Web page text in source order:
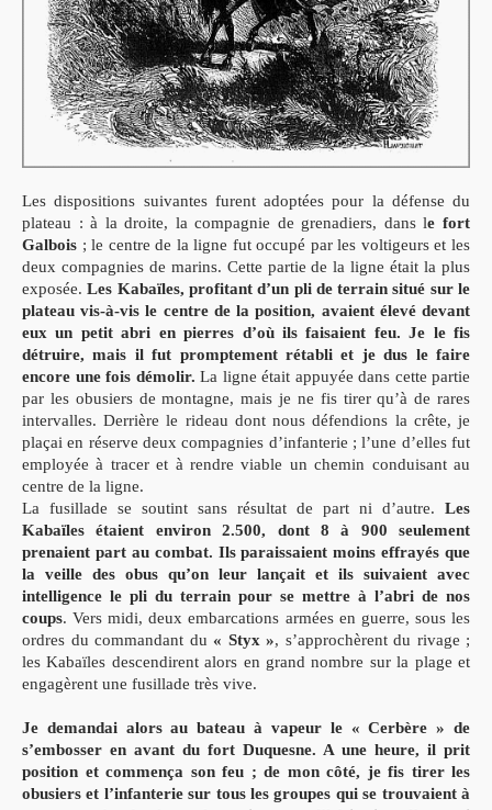
Les dispositions suivantes furent adoptées pour la défense du
plateau : à la droite, la compagnie de grenadiers, dans le fort
Galbois ; le centre de la ligne fut occupé par les voltigeurs et les
deux compagnies de marins. Cette partie de la ligne était la plus
exposée.Les Kabaïles, profitant d’un pli de terrain situé sur le
plateau vis-à-vis le centre de la position, avaient élevé devant
eux un petit abri en pierres d’où ils faisaient feu. Je le fis
détruire, mais il fut promptement rétabli et je dus le faire
encore une fois démolir. La ligne était appuyée dans cette partie
par les obusiers de montagne, mais je ne fis tirer qu’à de rares
intervalles. Derrière le rideau dont nous défendions la crête, je
plaçai en réserve deux compagnies d’infanterie ; l’une d’elles fut
employée à tracer et à rendre viable un chemin conduisant au
centre de la ligne.
La fusillade se soutint sans résultat de part ni d’autre. Les
Kabaïles étaient environ 2.500, dont 8 à 900 seulement
prenaient part au combat. Ils paraissaient moins effrayés que
la veille des obus qu’on leur lançait et ils suivaient avec
intelligence le pli du terrain pour se mettre à l’abri de nos
coups. Vers midi, deux embarcations armées en guerre, sous les
ordres du commandant du « Styx », s’approchèrent du rivage ;
les Kabaïles descendirent alors en grand nombre sur la plage et
engagèrent une fusillade très vive.
Je demandai alors au bateau à vapeur le « Cerbère » de
s’embosser en avant du fort Duquesne. A une heure, il prit
position et commença son feu ; de mon côté, je fis tirer les
obusiers et l’infanterie sur tous les groupes qui se trouvaient à